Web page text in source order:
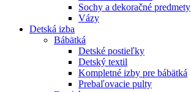
Sochy a dekoračné predmety
Vázy
Detská izba
Bábätká
Detské postieľky
Detský textil
Kompletné izby pre bábätká
Prebaľovacie pulty